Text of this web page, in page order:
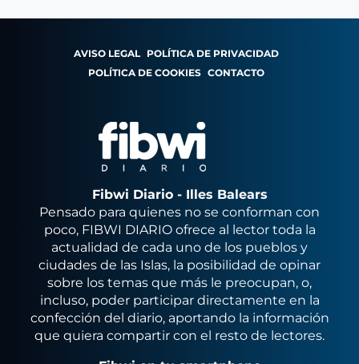
AVISO LEGAL POLÍTICA DE PRIVACIDAD
POLÍTICA DE COOKIES CONTACTO
Fibwi Diario - Illes Balears
Pensado para quienes no se conforman con
poco, FIBWI DIARIO ofrece al lector toda la
actualidad de cada uno de los pueblos y
ciudades de las Islas, la posibilidad de opinar
sobre los temas que más le preocupan, o,
incluso, poder participar directamente en la
confección del diario, aportando la información
que quiera compartir con el resto de lectores.